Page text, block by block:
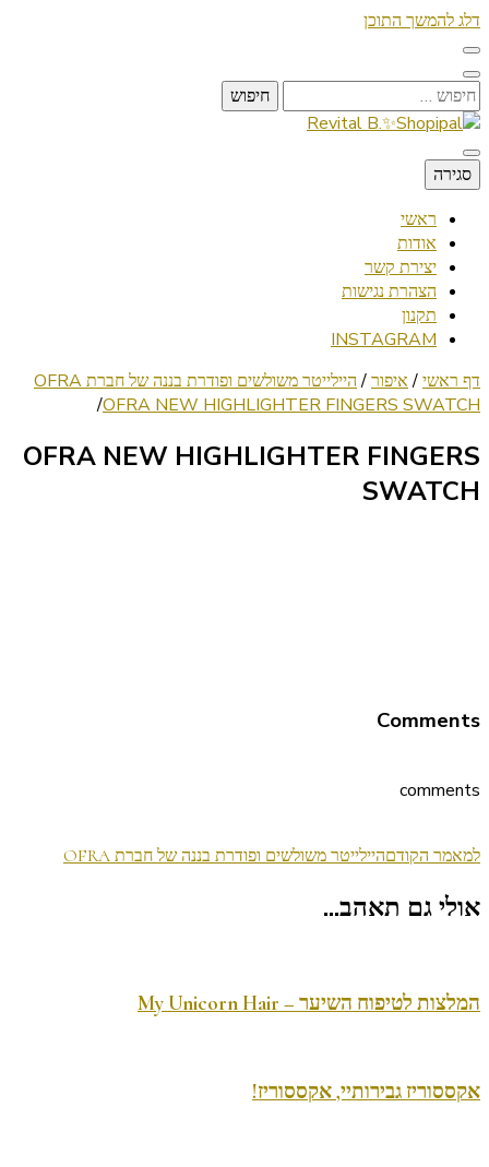
דלג להמשך התוכן
חיפוש:
Revital B.✨Shopipal
Lifestyle ✦ Beauty ✦ Vegan ✦ Travel
סגירה
ראשי
אודות
יצירת קשר
הצהרת נגישות
תקנון
INSTAGRAM
דף ראשי/ איפור/ היילייטר משולשים ופודרת בננה של חברת OFRA
/OFRA NEW HIGHLIGHTER FINGERS SWATCH
OFRA NEW HIGHLIGHTER FINGERS
SWATCH
Comments
comments
ניווט
בפוסטים
למאמר הקודםהיילייטר משולשים ופודרת בננה של חברת OFRA
אולי גם תאהב...
המלצות לטיפוח השיער – My Unicorn Hair
אקססוריז גבירותיי, אקססוריז!